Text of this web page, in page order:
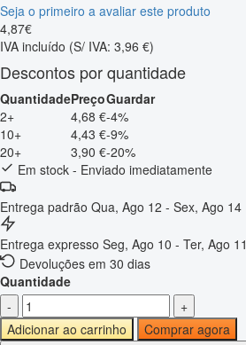
Seja o primeiro a avaliar este produto
4,87€
IVA incluído (S/ IVA: 3,96 €)
Descontos por quantidade
QuantidadePreçoGuardar
2+
4,68 €-4%
10+
4,43 €-9%
20+
3,90 €-20%
Em stock - Enviado imediatamente
Entrega padrão Qua, Ago 12 - Sex, Ago 14
Entrega expresso Seg, Ago 10 - Ter, Ago 11
Devoluções em 30 dias
Quantidade
-
+
Adicionar ao carrinho
Comprar agora